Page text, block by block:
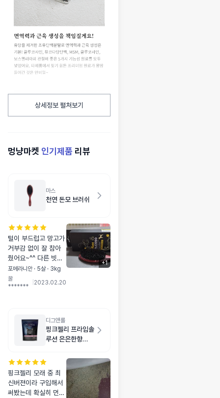
상세정보 펼쳐보기
멍냥마켓 인기제품 리뷰
마스
천연 돈모 브러쉬
털이 부드럽고 망고가
거부감 없이 잘 참아
줬어요~^^ 다른 빗으
로 할때는 거부감이
심해서 입질도 하곤
했는데 생각보다 털도
평소에 가볍게 빗질할
때 쓰면 좋을것 같아
요 ㅎㅎ
포메라니안 · 5살 · 3kg
꿀
*******
2023.02.20
+1
디그앤롤
핑크젤리 프라임솔
루션 은은한향
핑크젤리 모래 중 최
신버젼이라 구입해서
써봤는데 확실히 먼니